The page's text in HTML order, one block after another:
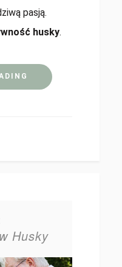
pasją.
husky.
Husky